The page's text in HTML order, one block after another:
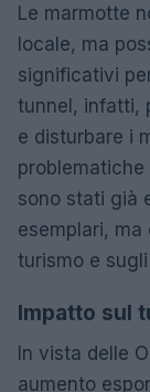
Le marmotte
locale, ma
significativi
tunnel, infatti,
e disturbare i
sono stati già
esemplari, ma
turismo e
Impatto sul
In vista delle
aumento